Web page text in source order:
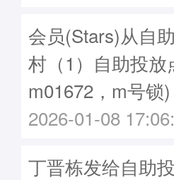
会员(Stars)从自
村（1）自助投放
m01672，m号锁)
2026-01-08
丁晋栋发给自助